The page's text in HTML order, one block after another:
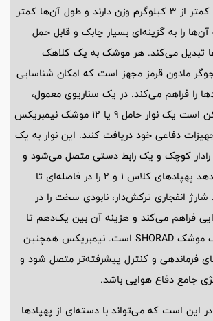
نسل اول نیمبریکس کمتر از 3 کیلوگرم وزن دارند و طول آن‌ها کمتر
را به گزینه‌ای بسیار چابک و قابل حمل
تبدیل می‌کند. هر موشک به یک کلاهک
مادون قرمز مجهز است که امکان شناسایی
را فراهم می‌کند. در یک سناریوی معمول،
نیروهای مستقر ممکن است یک نوار حامل 9 یا 12 موشک نیمبریکس
دفاعی خود دریافت کنند. این نوار به یک
رادار کوچک و یک رابط دستی متصل می‌شود و
به نیروها امکان می‌دهد پهپادهای کلاس 1 و 2 را در فاصله‌ای تا
شارژ انفجاری ترکش‌دار، نابودی سخت را در
فراهم می‌کند و هزینه آن بین یک‌دهم تا
یک‌بیستم هزینه یک موشک SHORAD است. نیمبریکس همچنین
فرماندهی و کنترل پیشرفته‌تر متصل شود و
جامع دفاع هوایی باشد.
این است که می‌تواند با دسته‌ای از پهپادها